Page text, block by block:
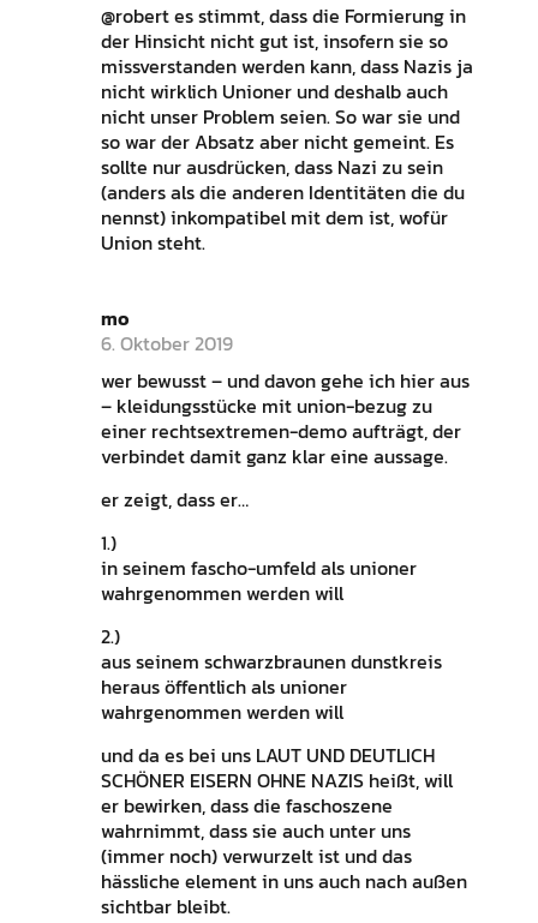
@robert es stimmt, dass die Formierung in
der Hinsicht nicht gut ist, insofern sie so
missverstanden werden kann, dass Nazis ja
nicht wirklich Unioner und deshalb auch
nicht unser Problem seien. So war sie und
so war der Absatz aber nicht gemeint. Es
sollte nur ausdrücken, dass Nazi zu sein
(anders als die anderen Identitäten die du
nennst) inkompatibel mit dem ist, wofür
Union steht.
mo
6. Oktober 2019
wer bewusst – und davon gehe ich hier aus
– kleidungsstücke mit union-bezug zu
einer rechtsextremen-demo aufträgt, der
verbindet damit ganz klar eine aussage.
er zeigt, dass er…
1.)
in seinem fascho-umfeld als unioner
wahrgenommen werden will
2.)
aus seinem schwarzbraunen dunstkreis
heraus öffentlich als unioner
wahrgenommen werden will
und da es bei uns LAUT UND DEUTLICH
SCHÖNER EISERN OHNE NAZIS heißt, will
er bewirken, dass die faschoszene
wahrnimmt, dass sie auch unter uns
(immer noch) verwurzelt ist und das
hässliche element in uns auch nach außen
sichtbar bleibt.